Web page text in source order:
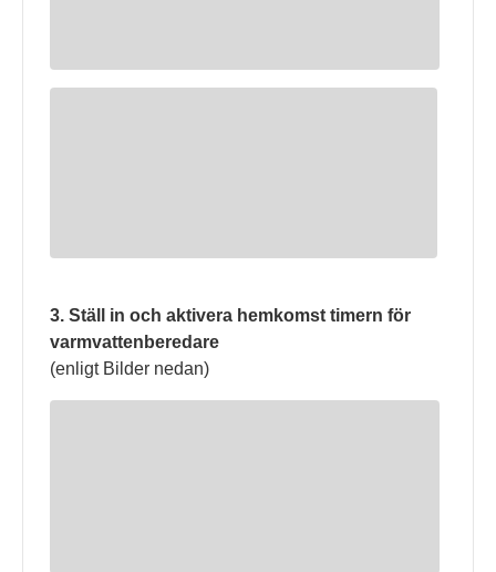
3. Ställ in och aktivera hemkomst timern för
varmvattenberedare
(enligt Bilder nedan)